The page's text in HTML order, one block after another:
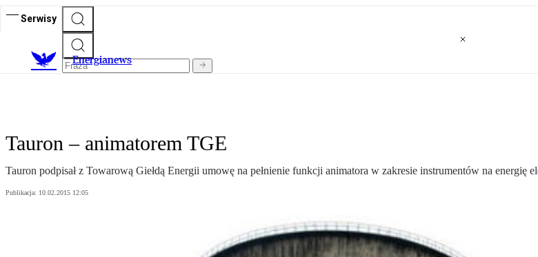
Serwisy
Energianews
Tauron – animatorem TGE
Tauron podpisał z Towarową Giełdą Energii umowę na pełnienie funkcji animatora w zakresie instrumentów na
Publikacja: 10.02.2015 12:05